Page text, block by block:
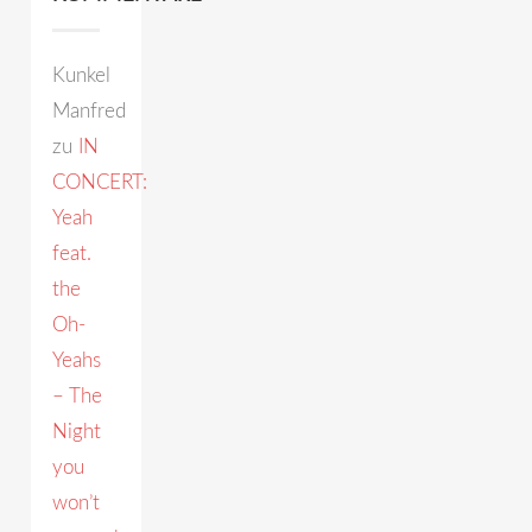
Kunkel
Manfred
zu
IN
CONCERT:
Yeah
feat.
the
Oh-
Yeahs
– The
Night
you
won’t